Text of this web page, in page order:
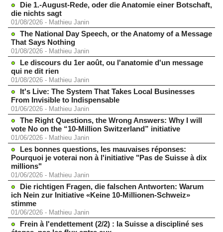
Die 1.-August-Rede, oder die Anatomie einer Botschaft,
die nichts sagt
01/08/2026 - Mathieu Janin
The National Day Speech, or the Anatomy of a Message
That Says Nothing
01/08/2026 - Mathieu Janin
Le discours du 1er août, ou l'anatomie d'un message
qui ne dit rien
01/08/2026 - Mathieu Janin
It's Live: The System That Takes Local Businesses
From Invisible to Indispensable
01/06/2026 - Mathieu Janin
The Right Questions, the Wrong Answers: Why I will
vote No on the “10-Million Switzerland” initiative
01/06/2026 - Mathieu Janin
Les bonnes questions, les mauvaises réponses:
Pourquoi je voterai non à l'initiative "Pas de Suisse à dix
millions"
01/06/2026 - Mathieu Janin
Die richtigen Fragen, die falschen Antworten: Warum
ich Nein zur Initiative «Keine 10-Millionen-Schweiz»
stimme
01/06/2026 - Mathieu Janin
Frein à l'endettement (2/2) : la Suisse a discipliné ses